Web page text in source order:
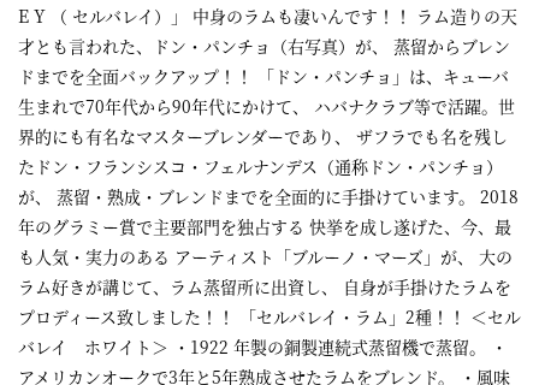
E Y （ セルバレイ）」 中身のラムも凄いんです！！ ラム造りの天
才とも言われた、ドン・パンチョ（右写真）が、 蒸留からブレン
ドまでを全面バックアップ！！ 「ドン・パンチョ」は、キューバ
生まれで70年代から90年代にかけて、 ハバナクラブ等で活躍。世
界的にも有名なマスターブレンダーであり、 ザフラでも名を残し
たドン・フランシスコ・フェルナンデス（通称ドン・パンチョ）
が、 蒸留・熟成・ブレンドまでを全面的に手掛けています。 2018
年のグラミー賞で主要部門を独占する 快挙を成し遂げた、今、最
も人気・実力のある アーティスト「ブルーノ・マーズ」が、 大の
ラム好きが講じて、ラム蒸留所に出資し、 自身が手掛けたラムを
プロディース致しました！！ 「セルバレイ・ラム」2種！！ ＜セル
バレイ ホワイト＞ ・1922 年製の銅製連続式蒸留機で蒸留。 ・
アメリカンオークで3年と5年熟成させたラムをブレンド。 ・風味